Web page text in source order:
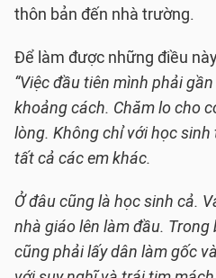
thôn bản đến nhà trường.
Để làm được những điều
“Việc đầu tiên mình phải
khoảng cách. Chăm lo cho
lòng. Không chỉ với học
tất cả các em khác.
Ở đâu cũng là học sinh cả.
nhà giáo lên làm đầu.
cũng phải lấy dân làm gốc